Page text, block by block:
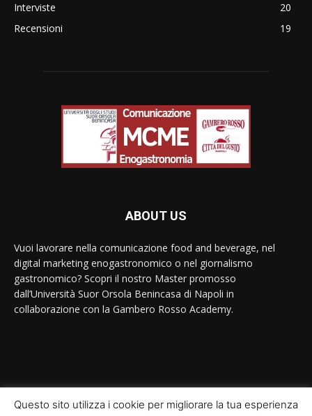
Interviste
20
Recensioni
19
ABOUT US
Vuoi lavorare nella comunicazione food and beverage, nel
digital marketing enogastronomico o nel giornalismo
gastronomico? Scopri il nostro Master promosso
dall’Università Suor Orsola Benincasa di Napoli in
collaborazione con la Gambero Rosso Academy.
Questo sito utilizza i cookie per migliorare la tua esperienza